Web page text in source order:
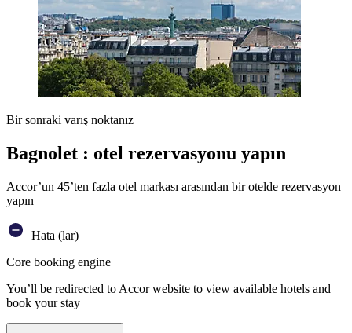
Bir sonraki varış noktanız
Bagnolet : otel rezervasyonu yapın
Accor’un 45’ten fazla otel markası arasından bir otelde rezervasyon
yapın
Hata (lar)
Core booking engine
You’ll be redirected to Accor website to view available hotels and
book your stay